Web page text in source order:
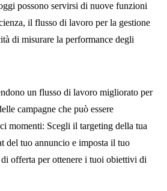
possono servirsi di nuove funzioni
il flusso di lavoro per la gestione
di misurare la performance degli
un flusso di lavoro migliorato per
campagne che può essere
momenti: Scegli il targeting della tua
del tuo annuncio e imposta il tuo
offerta per ottenere i tuoi obiettivi di